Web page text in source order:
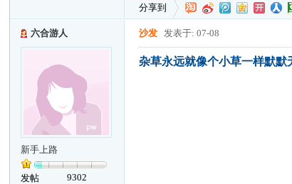
分享到
六合游人
新手上路
发帖
9302
沙发 发表于: 07-08
杂草永远就像个小草一样默默